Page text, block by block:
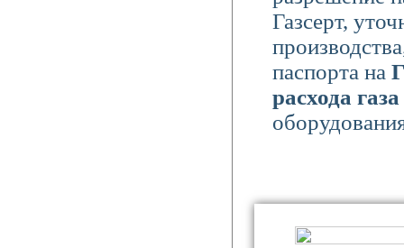
Газсерт,
паспорта на
расхода